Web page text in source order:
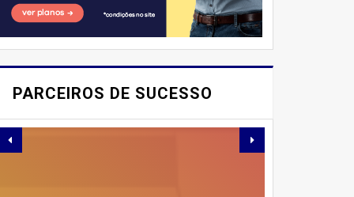
PARCEIROS DE SUCESSO
E AÍ, PESSOAL! VOCÊ JÁ